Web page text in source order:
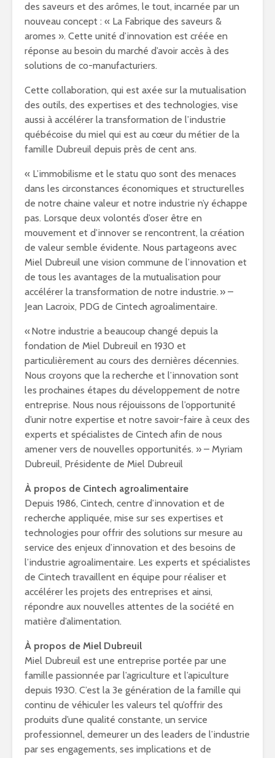
des saveurs et des arômes, le tout, incarnée par un
nouveau concept : « La Fabrique des saveurs &
aromes ». Cette unité d’innovation est créée en
réponse au besoin du marché d’avoir accès à des
solutions de co-manufacturiers.
Cette collaboration, qui est axée sur la mutualisation
des outils, des expertises et des technologies, vise
aussi à accélérer la transformation de l’industrie
québécoise du miel qui est au cœur du métier de la
famille Dubreuil depuis près de cent ans.
« L’immobilisme et le statu quo sont des menaces
dans les circonstances économiques et structurelles
de notre chaine valeur et notre industrie n’y échappe
pas. Lorsque deux volontés d’oser être en
mouvement et d’innover se rencontrent, la création
de valeur semble évidente. Nous partageons avec
Miel Dubreuil une vision commune de l’innovation et
de tous les avantages de la mutualisation pour
accélérer la transformation de notre industrie. » –
Jean Lacroix, PDG de Cintech agroalimentaire.
« Notre industrie a beaucoup changé depuis la
fondation de Miel Dubreuil en 1930 et
particulièrement au cours des dernières décennies.
Nous croyons que la recherche et l’innovation sont
les prochaines étapes du développement de notre
entreprise. Nous nous réjouissons de l’opportunité
d’unir notre expertise et notre savoir-faire à ceux des
experts et spécialistes de Cintech afin de nous
amener vers de nouvelles opportunités. » – Myriam
Dubreuil, Présidente de Miel Dubreuil
À propos de Cintech agroalimentaire
Depuis 1986, Cintech, centre d’innovation et de
recherche appliquée, mise sur ses expertises et
technologies pour offrir des solutions sur mesure au
service des enjeux d’innovation et des besoins de
l’industrie agroalimentaire. Les experts et spécialistes
de Cintech travaillent en équipe pour réaliser et
accélérer les projets des entreprises et ainsi,
répondre aux nouvelles attentes de la société en
matière d’alimentation.
À propos de Miel Dubreuil
Miel Dubreuil est une entreprise portée par une
famille passionnée par l’agriculture et l’apiculture
depuis 1930. C’est la 3e génération de la famille qui
continu de véhiculer les valeurs tel qu’offrir des
produits d’une qualité constante, un service
professionnel, demeurer un des leaders de l’industrie
par ses engagements, ses implications et de